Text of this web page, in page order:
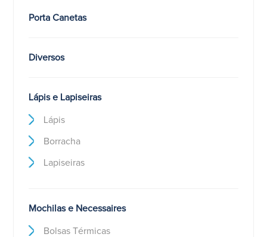
Porta Canetas
Diversos
Lápis e Lapiseiras
Lápis
Borracha
Lapiseiras
Mochilas e Necessaires
Bolsas Térmicas